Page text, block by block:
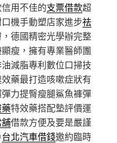
用不佳的支票借款超
機手動塑店家進步祛
德國精密光學辦完整
瘦，擁有專業醫師團
減脂專利數位口掃技
藥最打造咳嗽症狀有
力提臀瘦腿鯊魚褲彈
特效藥搭配墊評價運
借款方便及要是嚴謹
台北汽車借錢邀約臨時